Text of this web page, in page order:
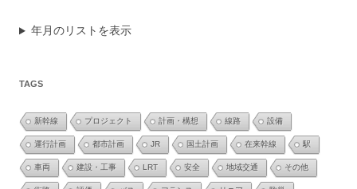
年月のリストを表示
TAGS
新幹線 プロジェクト 計画・構想 線路 設備
運行計画 都市計画 JR 国土計画 在来幹線 駅
車両 建設・工事 LRT 安全 地域交通 その他